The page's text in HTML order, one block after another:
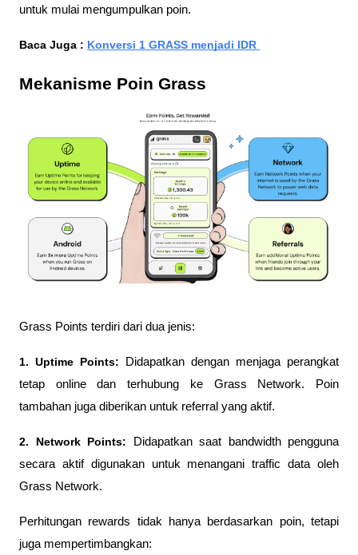
untuk mulai mengumpulkan poin.
Baca Juga : Konversi 1 GRASS menjadi IDR
Mekanisme Poin Grass
Grass Points terdiri dari dua jenis:
1. Uptime Points: Didapatkan dengan menjaga perangkat
tetap online dan terhubung ke Grass Network. Poin
tambahan juga diberikan untuk referral yang aktif.
2. Network Points: Didapatkan saat bandwidth pengguna
secara aktif digunakan untuk menangani traffic data oleh
Grass Network.
Perhitungan rewards tidak hanya berdasarkan poin, tetapi
juga mempertimbangkan: